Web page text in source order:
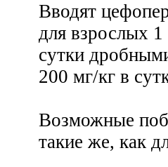
Вводят
для взрослых
сутки
200 мг/кг в
Возможные
такие же, как